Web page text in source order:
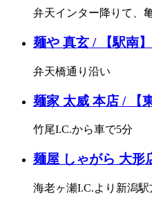
弁天インター降りて、
麺や 真玄 / 【駅南
弁天橋通り沿い
麺家 太威 本店 / 【
竹尾I.C.から車で5分
麺屋 しゃがら 大形
海老ヶ瀬I.C.より新潟